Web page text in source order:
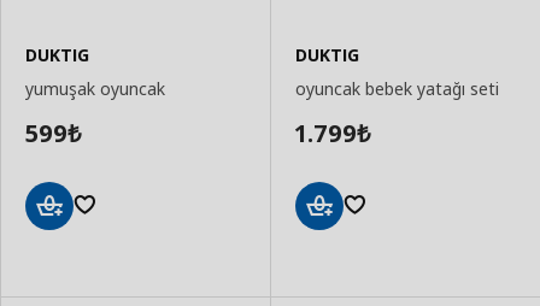
DUKTIG
yumuşak oyuncak
599₺
DUKTIG
oyuncak bebek yatağı seti
1.799₺